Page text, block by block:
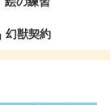
幻獣契約